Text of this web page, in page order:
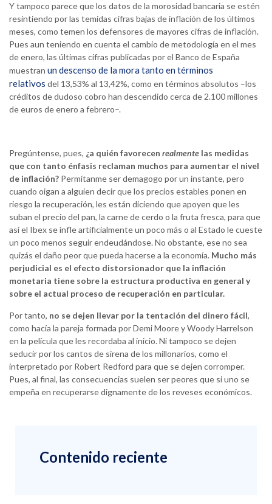
Y tampoco parece que los datos de la morosidad bancaria se estén
resintiendo por las temidas cifras bajas de inflación de los últimos
meses, como temen los defensores de mayores cifras de inflación.
Pues aun teniendo en cuenta el cambio de metodología en el mes
de enero, las últimas cifras publicadas por el Banco de España
muestran un descenso de la mora tanto en términos
relativos del 13,53% al 13,42%, como en términos absolutos –los
créditos de dudoso cobro han descendido cerca de 2.100 millones
de euros de enero a febrero–.
Pregúntense, pues, ¿a quién favorecen realmente las medidas
que con tanto énfasis reclaman muchos para aumentar el nivel
de inflación? Permítanme ser demagogo por un instante, pero
cuando oigan a alguien decir que los precios estables ponen en
riesgo la recuperación, les están diciendo que apoyen que les
suban el precio del pan, la carne de cerdo o la fruta fresca, para que
así el Ibex se infle artificialmente un poco más o al Estado le cueste
un poco menos seguir endeudándose. No obstante, ese no sea
quizás el daño peor que pueda hacerse a la economía. Mucho más
perjudicial es el efecto distorsionador que la inflación
monetaria tiene sobre la estructura productiva en general y
sobre el actual proceso de recuperación en particular.
Por tanto, no se dejen llevar por la tentación del dinero fácil,
como hacía la pareja formada por Demi Moore y Woody Harrelson
en la película que les recordaba al inicio. Ni tampoco se dejen
seducir por los cantos de sirena de los millonarios, como el
interpretado por Robert Redford para que se dejen corromper.
Pues, al final, las consecuencias suelen ser peores que si uno se
empeña en recuperarse dignamente de los reveses económicos.
Contenido reciente